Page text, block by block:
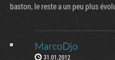
baston, le reste a un peu plus
MarcoDjo
31.01.2012